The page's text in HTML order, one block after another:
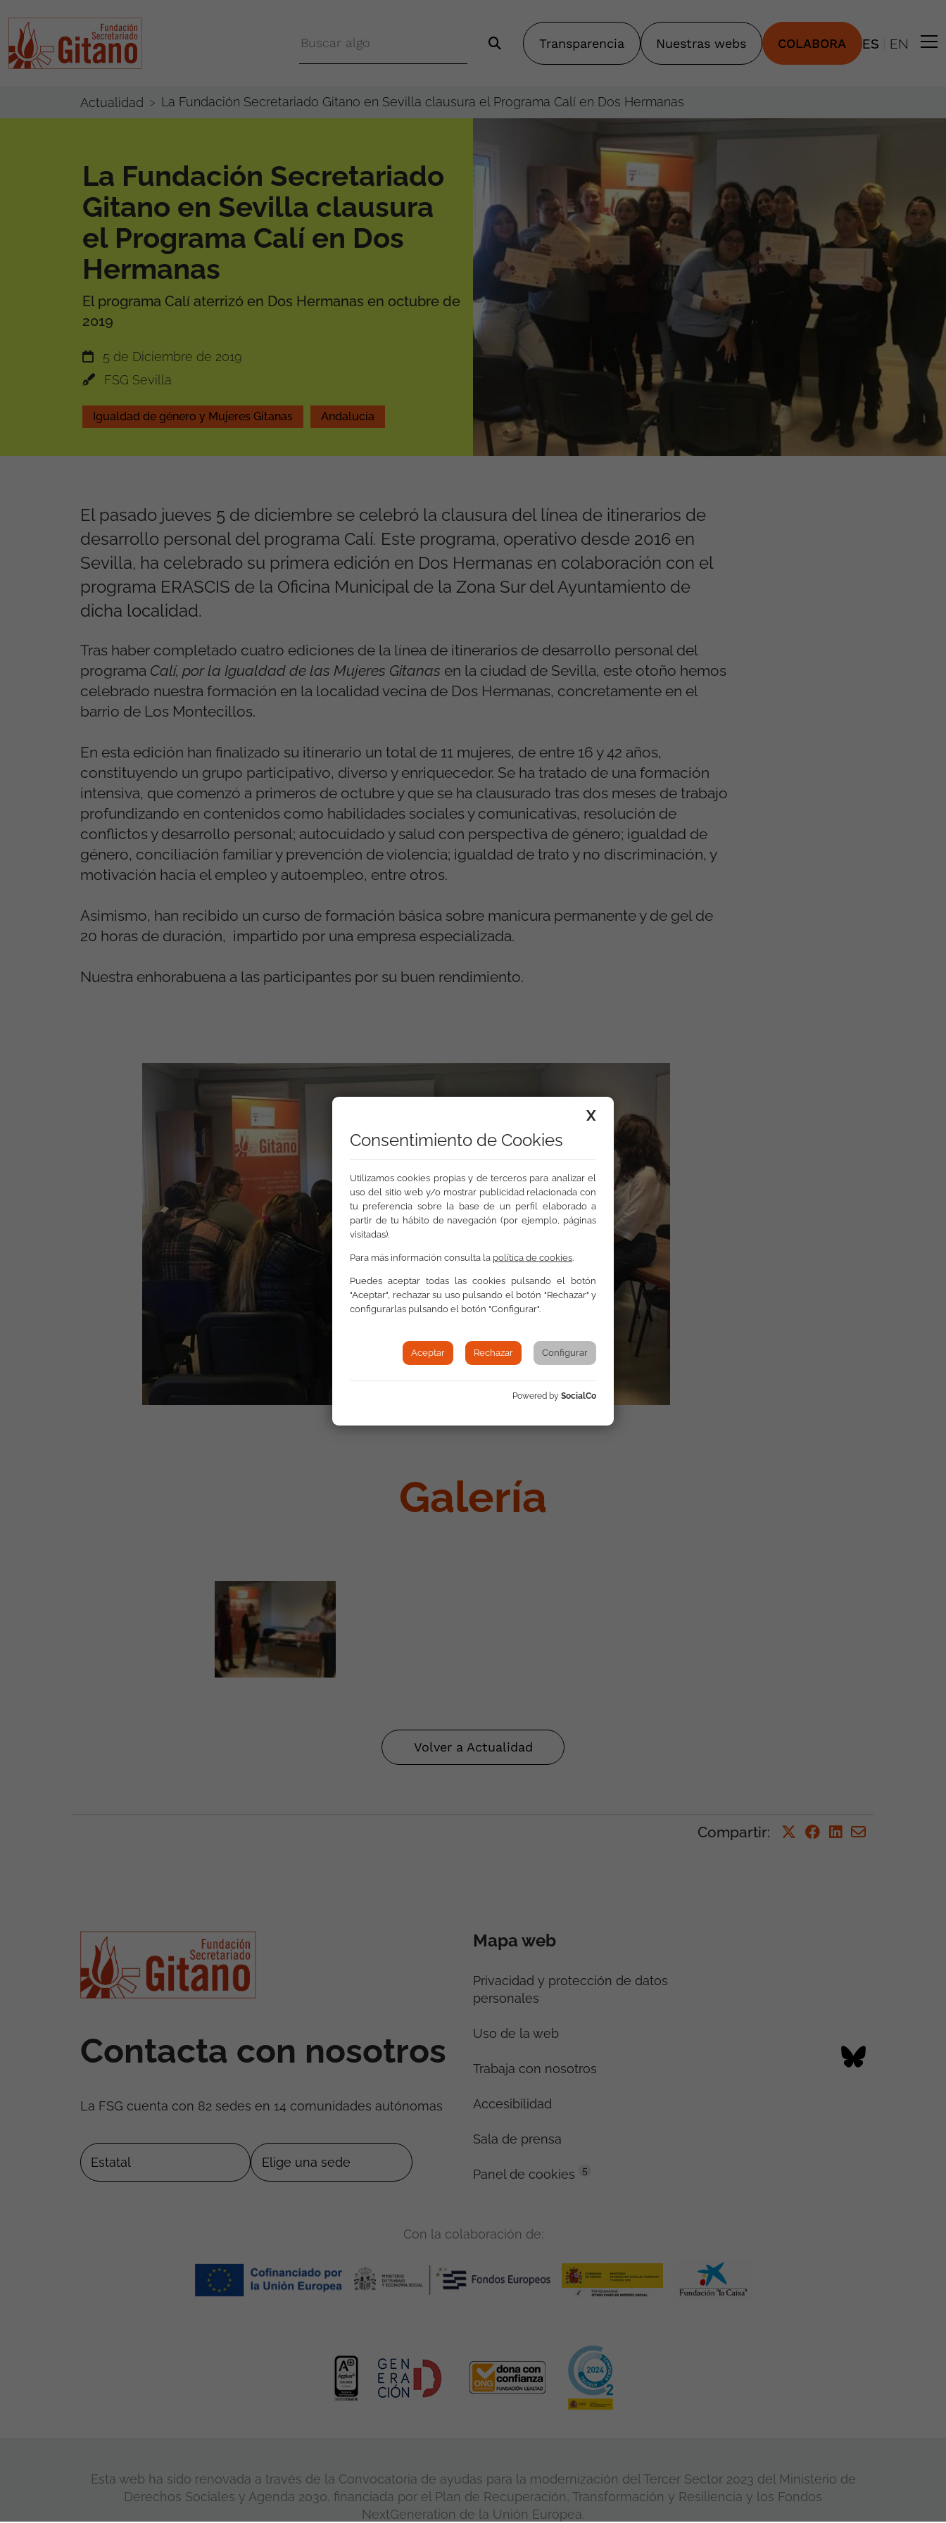
Transparencia Nuestras webs COLABORA ES EN
Actualidad La Fundación Secretariado Gitano en Sevilla clausura el Programa Calí en Dos Hermanas
La Fundación Secretariado
Gitano en Sevilla clausura
el Programa Calí en Dos
Hermanas
El programa Calí aterrizó en Dos Hermanas en octubre de
2019
5 de Diciembre de 2019
FSG Sevilla
Igualdad de género y Mujeres Gitanas Andalucía
El pasado jueves 5 de diciembre se celebró la clausura del línea de itinerarios de
desarrollo personal del programa Calí. Este programa, operativo desde 2016 en
Sevilla, ha celebrado su primera edición en Dos Hermanas en colaboración con el
programa ERASCIS de la Oficina Municipal de la Zona Sur del Ayuntamiento de
dicha localidad.
Tras haber completado cuatro ediciones de la línea de itinerarios de desarrollo personal del
programa Calí, por la Igualdad de las Mujeres Gitanas en la ciudad de Sevilla, este otoño hemos
celebrado nuestra formación en la localidad vecina de Dos Hermanas, concretamente en el
barrio de Los Montecillos.
En esta edición han finalizado su itinerario un total de 11 mujeres, de entre 16 y 42 años,
constituyendo un grupo participativo, diverso y enriquecedor. Se ha tratado de una formación
intensiva, que comenzó a primeros de octubre y que se ha clausurado tras dos meses de trabajo
profundizando en contenidos como habilidades sociales y comunicativas, resolución de
conflictos y desarrollo personal; autocuidado y salud con perspectiva de género; igualdad de
género, conciliación familiar y prevención de violencia; igualdad de trato y no discriminación, y
motivación hacia el empleo y autoempleo, entre otros.
Asimismo, han recibido un curso de formación básica sobre manicura permanente y de gel de
20 horas de duración, impartido por una empresa especializada.
Nuestra enhorabuena a las participantes por su buen rendimiento.
Galería
Volver a Actualidad
Compartir:
Contacta con nosotros
La FSG cuenta con 82 sedes en 14 comunidades autónomas
Mapa web
Privacidad y protección de datos
personales
Uso de la web
Trabaja con nosotros
Accesibilidad
Sala de prensa
Panel de cookies 5
Con la colaboración de:
Esta web ha sido renovada a través de la Convocatoria de ayudas para la modernización del Tercer Sector 2023 del Ministerio de
Derechos Sociales y Agenda 2030, financiada por el Plan de Recuperación, Transformación y Resiliencia y los Fondos
NextGeneration de la Unión Europea.
X
Consentimiento de Cookies
Utilizamos cookies propias y de terceros para analizar el
uso del sitio web y/o mostrar publicidad relacionada con
tu preferencia sobre la base de un perfil elaborado a
partir de tu hábito de navegación (por ejemplo, páginas
visitadas).
Para más información consulta la política de cookies.
Puedes aceptar todas las cookies pulsando el botón
"Aceptar", rechazar su uso pulsando el botón "Rechazar" y
configurarlas pulsando el botón "Configurar".
Aceptar Rechazar Configurar
Powered by SocialCo